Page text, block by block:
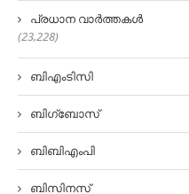
പ്രധാന വാർത്തകൾ
(23,228)
ബിഎംടിസി
ബിഗ്‌ബോസ്
ബിബിഎംപി
ബിസിനസ്